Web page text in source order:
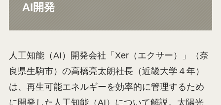
AI開発
人工知能（AI）開発会社「Xer（エクサー）」（奈
良県生駒市）の高橋亮太朗社長（近畿大学４年）
は、再生可能エネルギーを効率的に管理するため
に開発した人工知能（AI）について解説。太陽光